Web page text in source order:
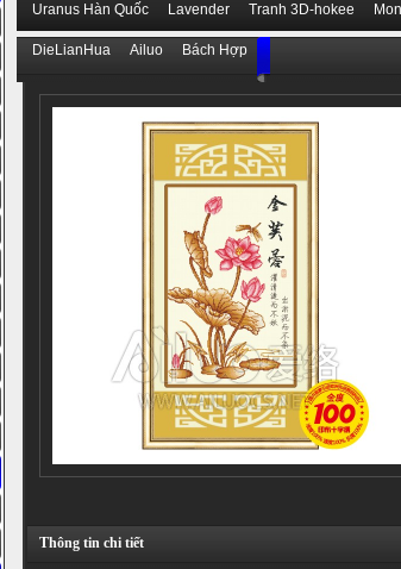
Uranus Hàn Quốc Lavender Tranh 3D-hokee
DieLianHua Ailuo Bách Hợp
Thông tin chi tiết